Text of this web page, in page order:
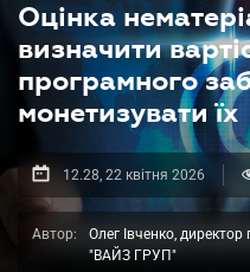
Оцінка
визначити
програмного
монетизувати їх
12.28, 22 квітня 2026
Автор:
Олег Івченко,
"ВАЙЗ ГРУП"